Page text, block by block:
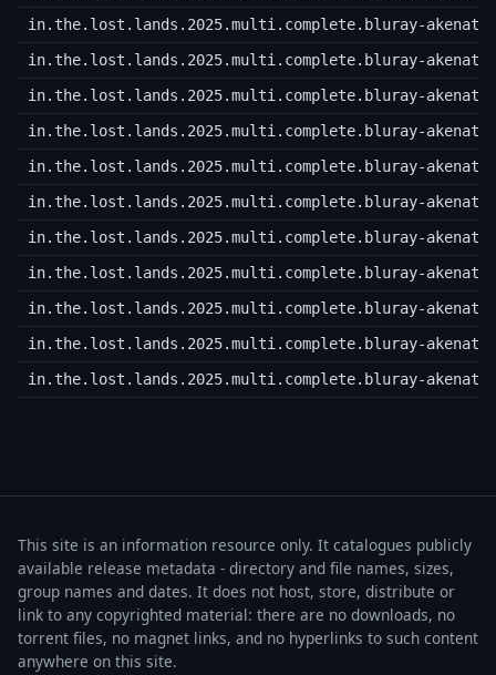
in.the.lost.lands.2025.multi.complete.bluray-
in.the.lost.lands.2025.multi.complete.bluray-
in.the.lost.lands.2025.multi.complete.bluray-
in.the.lost.lands.2025.multi.complete.bluray-
in.the.lost.lands.2025.multi.complete.bluray-
in.the.lost.lands.2025.multi.complete.bluray-
in.the.lost.lands.2025.multi.complete.bluray-
in.the.lost.lands.2025.multi.complete.bluray-
in.the.lost.lands.2025.multi.complete.bluray-
in.the.lost.lands.2025.multi.complete.bluray-
in.the.lost.lands.2025.multi.complete.bluray-
This site is an information resource only. It catalogues publicly
available release metadata - directory and file names, sizes,
group names and dates. It does not host, store, distribute or
link to any copyrighted material: there are no downloads, no
torrent files, no magnet links, and no hyperlinks to such content
anywhere on this site.